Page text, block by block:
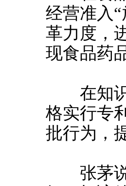
经营准入
革力度，
现食品药
在知识
格实行专
批行为，
张茅说